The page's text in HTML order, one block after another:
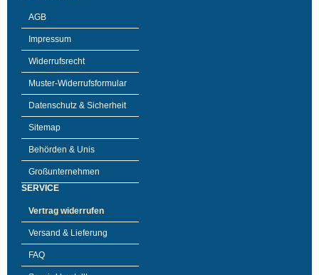
AGB
Impressum
Widerrufsrecht
Muster-Widerrufsformular
Datenschutz & Sicherheit
Sitemap
Behörden & Unis
Großunternehmen
SERVICE
Vertrag widerrufen
Versand & Lieferung
FAQ